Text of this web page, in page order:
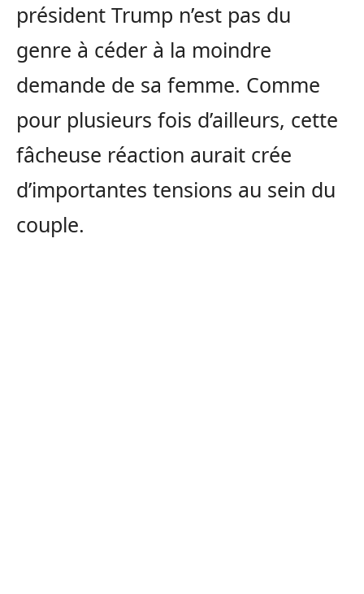
président Trump n’est pas du
genre à céder à la moindre
demande de sa femme. Comme
pour plusieurs fois d’ailleurs, cette
fâcheuse réaction aurait crée
d’importantes tensions au sein du
couple.